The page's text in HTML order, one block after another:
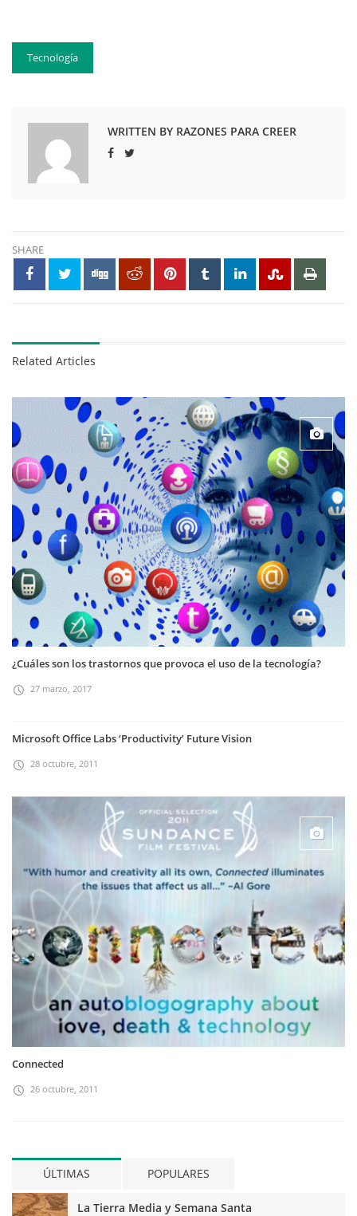
Tecnología
WRITTEN BY RAZONES PARA CREER
SHARE
Related Articles
¿Cuáles son los trastornos que provoca el uso de la tecnología?
27 marzo, 2017
Microsoft Office Labs ‘Productivity’ Future Vision
28 octubre, 2011
Connected
26 octubre, 2011
ÚLTIMAS POPULARES
La Tierra Media y Semana Santa